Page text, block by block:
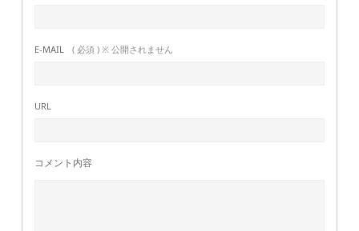
E-MAIL ( 必須 ) ※ 公開されません
URL
コメント内容